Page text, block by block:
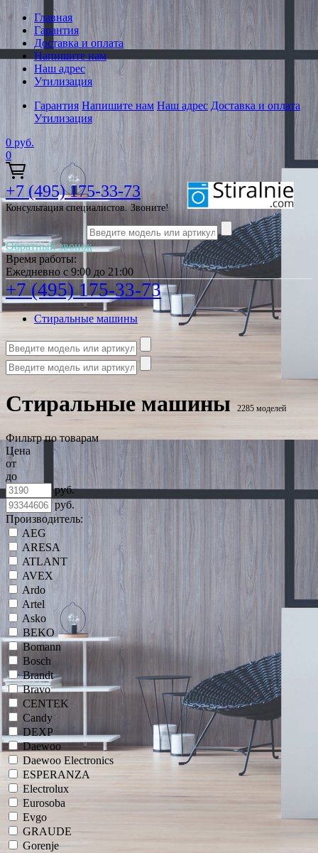
Главная
Гарантия
Доставка и оплата
Напишите нам
Наш адрес
Утилизация
Гарантия Напишите нам Наш адрес Доставка и оплата
Утилизация
0 руб.
0
+7 (495) 175-33-73
Консультация специалистов. Звоните!
Обратный звонок
Время работы:
Ежедневно с 9:00 до 21:00
+7 (495) 175-33-73
Стиральные машины
Стиральные машины 2285 моделей
Фильтр по товарам
Цена
от
до
руб.
руб.
Производитель:
AEG
ARESA
ATLANT
AVEX
Ardo
Artel
Asko
BEKO
Bomann
Bosch
Brandt
Bravo
CENTEK
Candy
DEXP
Daewoo
Daewoo Electronics
ESPERANZA
Electrolux
Eurosoba
Evgo
GRAUDE
Gorenje